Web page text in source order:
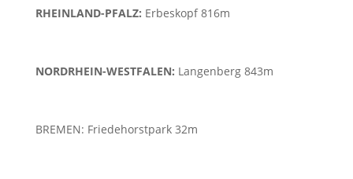
RHEINLAND-PFALZ: Erbeskopf 816m
NORDRHEIN-WESTFALEN: Langenberg 843m
BREMEN: Friedehorstpark 32m